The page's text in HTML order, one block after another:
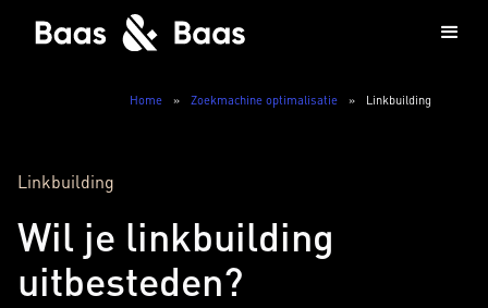
Home » Zoekmachine optimalisatie » Linkbuilding
Linkbuilding
Wil je linkbuilding
uitbesteden?